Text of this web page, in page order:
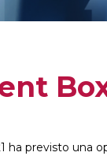
ha previsto una